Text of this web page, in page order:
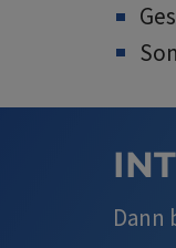
Dann